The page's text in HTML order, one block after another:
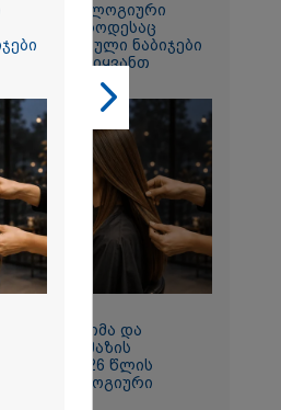
ასტროლოგიური
- დღე, როდესაც
და გაბედული ნაბიჯები
მიგიყვანთ
თმა და
სილამაზის
- 2026 წლის
ასტროლოგიური